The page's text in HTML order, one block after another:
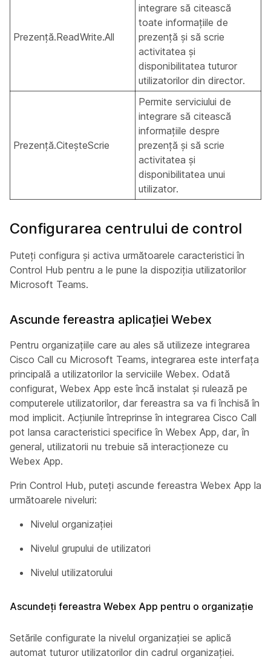
Prezență.ReadWrite.All
integrare să citească
toate informațiile de
prezență și să scrie
activitatea și
disponibilitatea tuturor
utilizatorilor din director.
Prezență.CiteșteScrie
Permite serviciului de
integrare să citească
informațiile despre
prezență și să scrie
activitatea și
disponibilitatea unui
utilizator.
Configurarea centrului de control
Puteți configura și activa următoarele caracteristici în
Control Hub pentru a le pune la dispoziția utilizatorilor
Microsoft Teams.
Ascunde fereastra aplicației Webex
Pentru organizațiile care au ales să utilizeze integrarea
Cisco Call cu Microsoft Teams, integrarea este interfața
principală a utilizatorilor la serviciile Webex. Odată
configurat, Webex App este încă instalat și rulează pe
computerele utilizatorilor, dar fereastra sa va fi închisă în
mod implicit. Acțiunile întreprinse în integrarea Cisco Call
pot lansa caracteristici specifice în Webex App, dar, în
general, utilizatorii nu trebuie să interacționeze cu
Webex App.
Prin Control Hub, puteți ascunde fereastra Webex App la
următoarele niveluri:
Nivelul organizației
Nivelul grupului de utilizatori
Nivelul utilizatorului
Ascundeți fereastra Webex App pentru o organizație
Setările configurate la nivelul organizației se aplică
automat tuturor utilizatorilor din cadrul organizației.